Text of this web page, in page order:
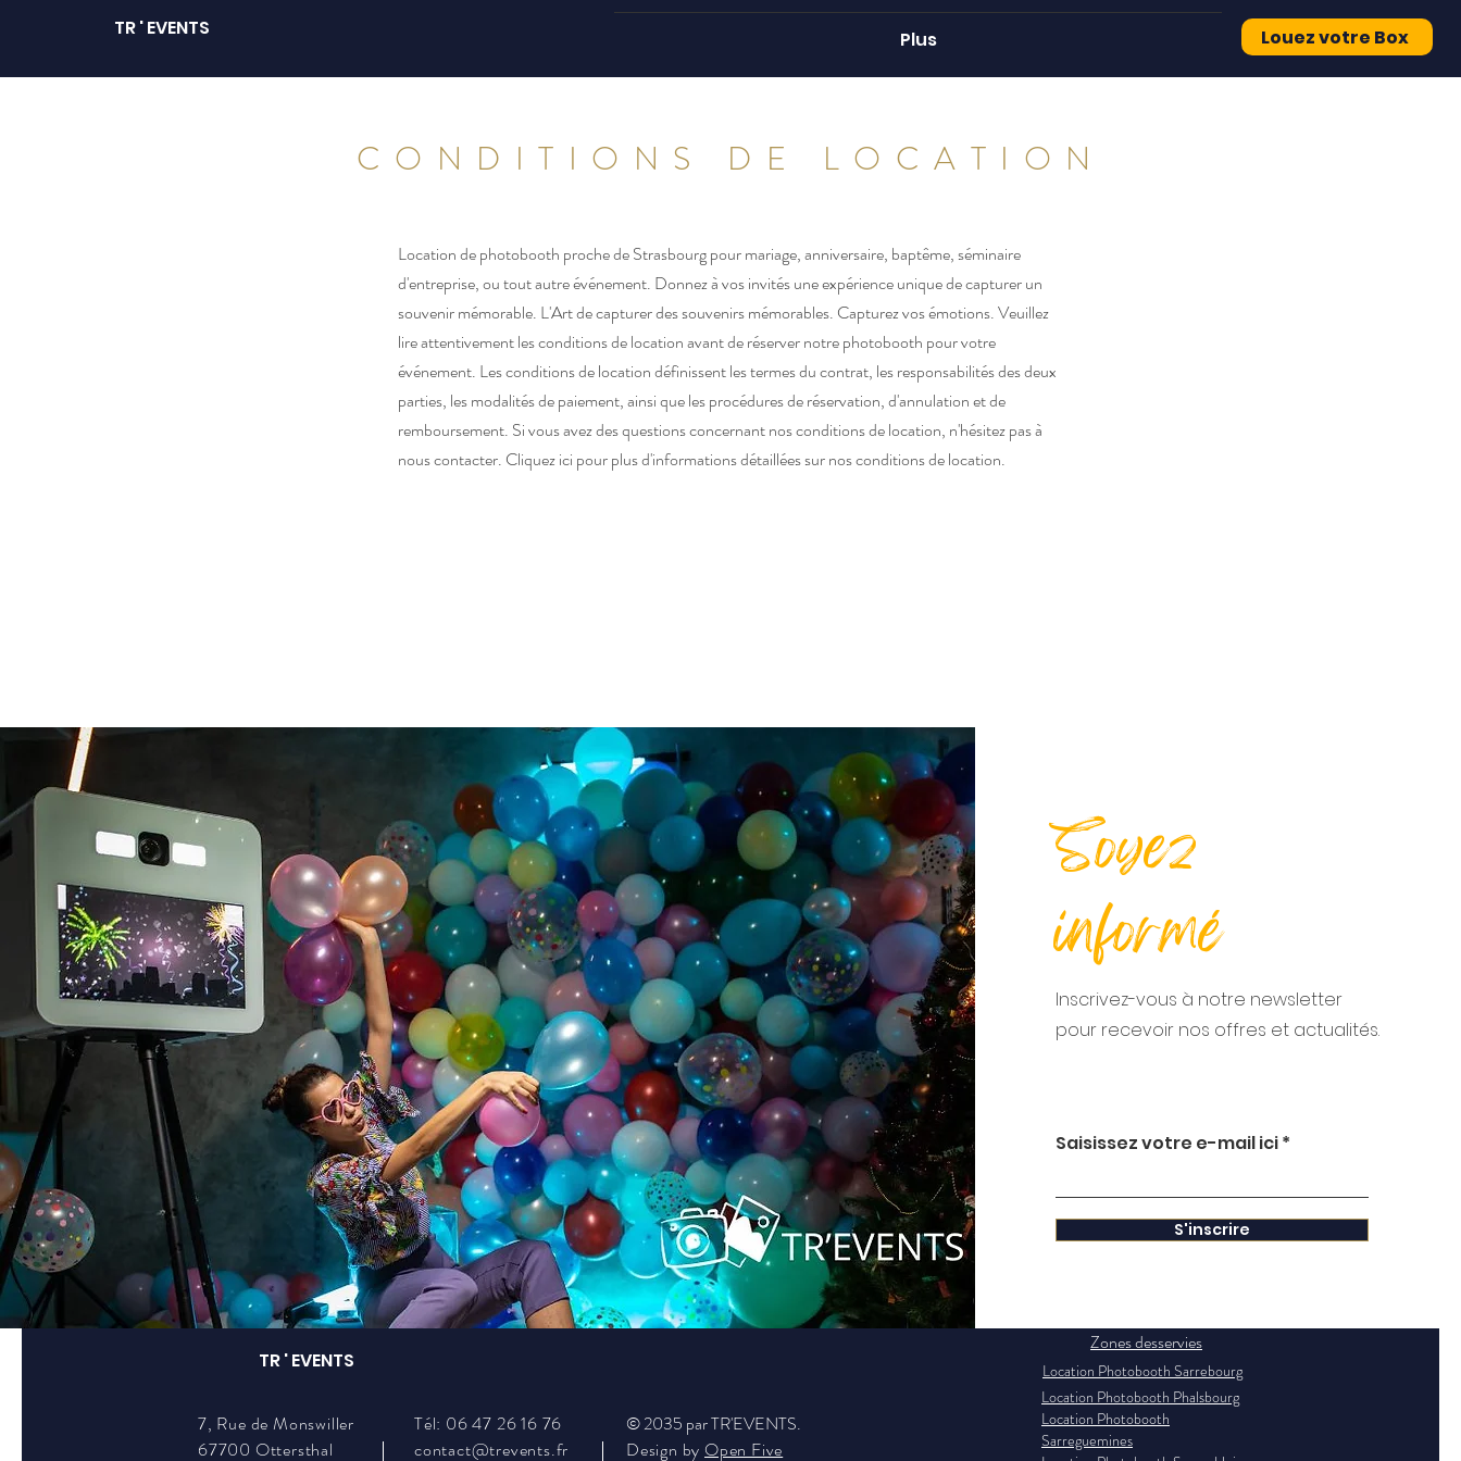
TR ' EVENTS Plus Louez votre Box
CONDITIONS DE LOCATION
Location de photobooth proche de Strasbourg pour mariage, anniversaire, baptême, séminaire
d'entreprise, ou tout autre événement. Donnez à vos invités une expérience unique de capturer un
souvenir mémorable. L'Art de capturer des souvenirs mémorables. Capturez vos émotions. Veuillez
lire attentivement les conditions de location avant de réserver notre photobooth pour votre
événement. Les conditions de location définissent les termes du contrat, les responsabilités des deux
parties, les modalités de paiement, ainsi que les procédures de réservation, d'annulation et de
remboursement. Si vous avez des questions concernant nos conditions de location, n'hésitez pas à
nous contacter. Cliquez ici pour plus d'informations détaillées sur nos conditions de location.
Soyez
informé
Inscrivez-vous à notre newsletter
pour recevoir nos offres et actualités.
Saisissez votre e-mail ici
S'inscrire
TR ' EVENTS
7, Rue de Monswiller
67700 Ottersthal
Tél: 06 47 26 16 76
contact@trevents.fr
© 2035 par TR'EVENTS.
Design by Open Five
Zones desservies
Location Photobooth Sarrebourg
Location Photobooth Phalsbourg
Location Photobooth
Sarreguemines